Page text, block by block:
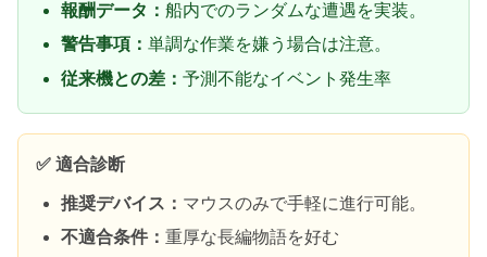
報酬データ：船内でのランダムな遭遇を実装。
警告事項：単調な作業を嫌う場合は注意。
従来機との差：予測不能なイベント発生率
✅ 適合診断
推奨デバイス： マウスのみで手軽に進行可能。
不適合条件：重厚な長編物語を好む